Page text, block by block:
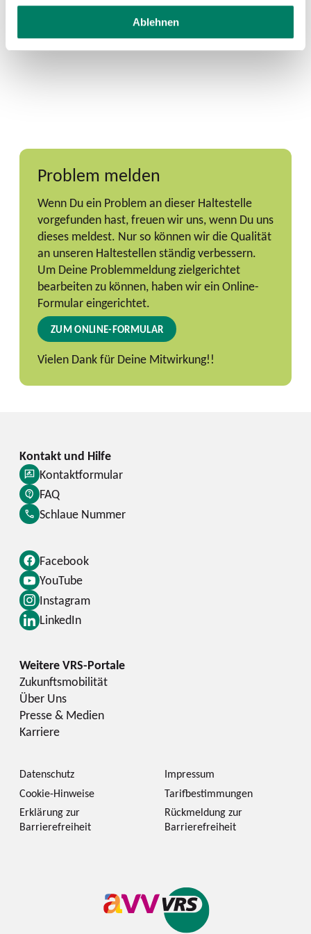
Ablehnen
Problem melden
Wenn Du ein Problem an dieser Haltestelle
vorgefunden hast, freuen wir uns, wenn Du uns
dieses meldest. Nur so können wir die Qualität
an unseren Haltestellen ständig verbessern.
Um Deine Problemmeldung zielgerichtet
bearbeiten zu können, haben wir ein Online-
Formular eingerichtet.
ZUM ONLINE-FORMULAR
Vielen Dank für Deine Mitwirkung!!
Facebook
YouTube
Instagram
LinkedIn
Kontaktformular
FAQ
Schlaue Nummer
Zukunftsmobilität
Über Uns
Presse & Medien
Karriere
Datenschutz
Impressum
Cookie-Hinweise
Tarifbestimmungen
Erklärung zur
Barrierefreiheit
Rückmeldung zur
Barrierefreiheit